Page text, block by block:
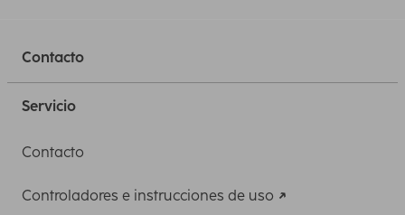
Contacto
Servicio
Contacto
Controladores e instrucciones de uso